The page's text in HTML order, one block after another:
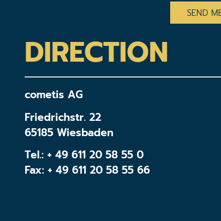
DIRECTION
cometis AG
Friedrichstr. 22
65185 Wiesbaden
Tel.: + 49 611 20 58 55 0
Fax: + 49 611 20 58 55 66